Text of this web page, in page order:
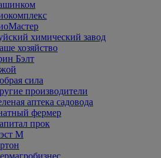
химический завод
хозяйство
Бэлт
сила
производители
аптека садовода
фермер
прок
М